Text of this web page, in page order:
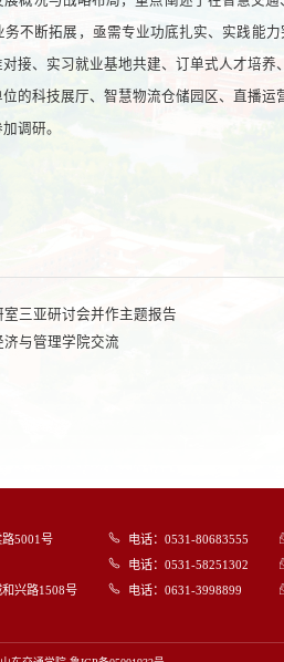
不断拓展，亟需专业功底扎实、实践能
接、实习就业基地共建、订单式人才培养
的科技展厅、智慧物流仓储园区、直播运
调研。
三亚研讨会并作主题报告
与管理学院交流
5001号
兴路1508号
电话：0531-80683555
电话：0531-58251302
电话：0631-3998899